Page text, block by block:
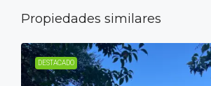
Propiedades similares
DESTACADO